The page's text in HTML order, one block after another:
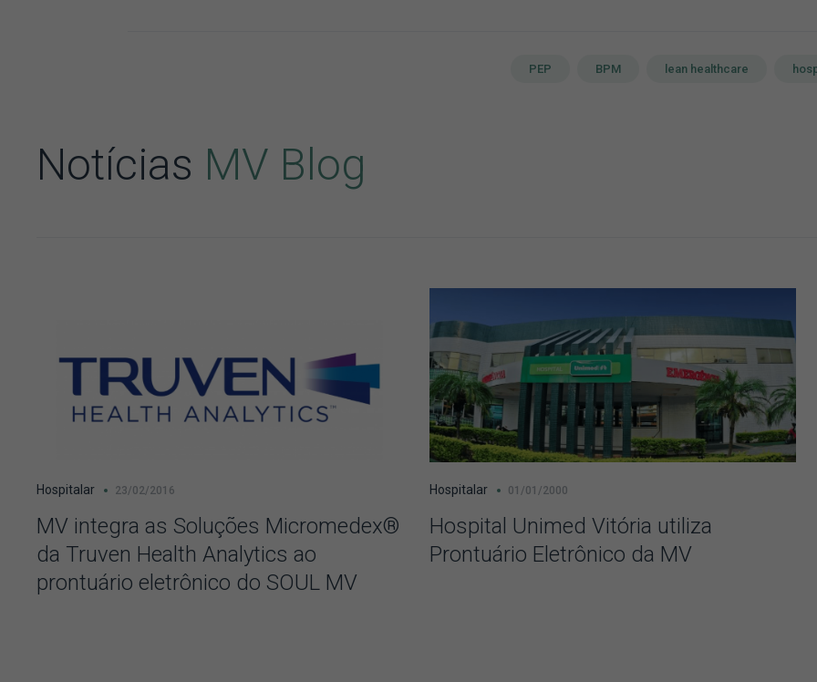
PEP BPM lean healthcare
Notícias MV Blog
Hospitalar 23/02/2016
MV integra as Soluções Micromedex®
da Truven Health Analytics ao
prontuário eletrônico do SOUL MV
Hospitalar 01/01/2000
Hospital Unimed Vitória utiliza
Prontuário Eletrônico da MV